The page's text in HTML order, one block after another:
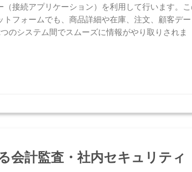
接続アプリケーション）を利用して行います。
フォームでも、商品詳細や在庫、注文、顧客デー
のシステム間でスムーズに情報がやり取りされま
計監査・社内セキュリティ